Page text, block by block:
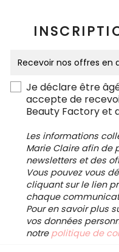
Je déclare être
accepte de
Beauty Factory et
Les informations
Marie Claire afin de
newsletters et des
Vous pouvez vous
cliquant sur le lien
chaque
Pour en savoir plus
vos données
notre politique de